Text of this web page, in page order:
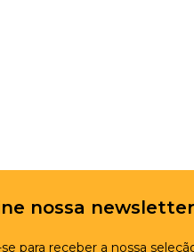
nossa newsletter
para receber a nossa